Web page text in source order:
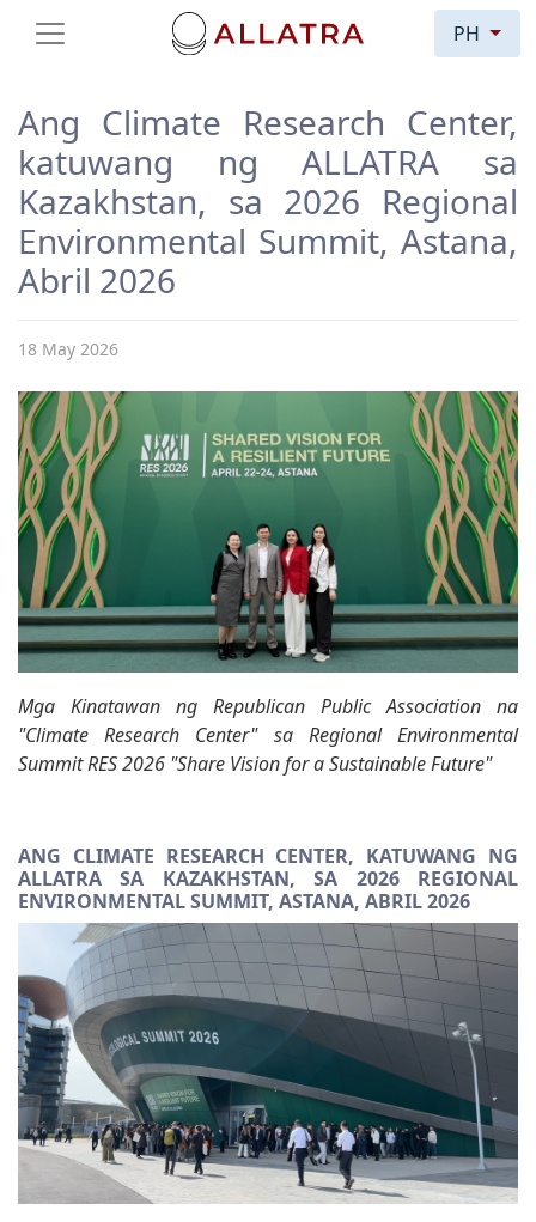
PH
Ang Climate Research Center,
katuwang ng ALLATRA sa
Kazakhstan, sa 2026 Regional
Environmental Summit, Astana,
Abril 2026
18 May 2026
Mga Kinatawan ng Republican Public Association na
"Climate Research Center" sa Regional Environmental
Summit RES 2026 "Share Vision for a Sustainable Future"
ANG CLIMATE RESEARCH CENTER, KATUWANG NG
ALLATRA SA KAZAKHSTAN, SA 2026 REGIONAL
ENVIRONMENTAL SUMMIT, ASTANA, ABRIL 2026